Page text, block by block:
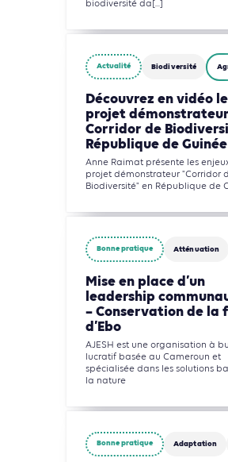
biodiversité da[...]
Actualité Biodiversité
Découvrez en vidéo le
projet
Corridor de
République de Guinée
Anne Raimat présente les
projet démonstrateur "Corridor
Biodiversité" en République de
Bonne pratique Atténuation
Mise en place d’un
leadership
– Conservation de la
d’Ebo
AJESH est une organisation à
lucratif basée au Cameroun et
spécialisée dans les solutions
la nature
Bonne pratique Adaptation